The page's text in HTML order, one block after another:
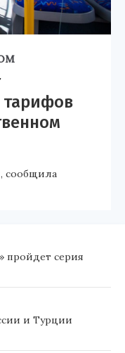
тарифов
сообщила
пройдет серия
и Турции